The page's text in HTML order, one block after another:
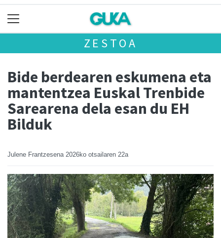
ZESTOA
Bide berdearen eskumena eta
mantentzea Euskal Trenbide
Sarearena dela esan du EH
Bilduk
Julene Frantzesena 2026ko otsailaren 22a